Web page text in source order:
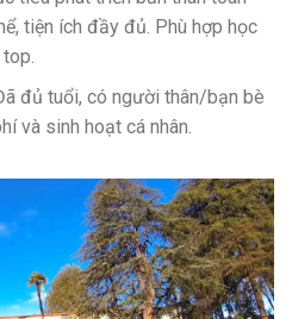
tiện ích đầy đủ. Phù hợp học
đủ tuổi, có người thân/bạn bè
và sinh hoạt cá nhân.